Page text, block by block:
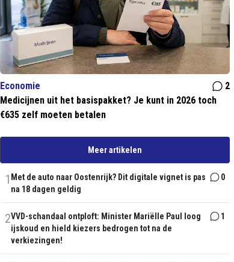
Economie
2
Medicijnen uit het basispakket? Je kunt in 2026 toch
€635 zelf moeten betalen
Meer artikelen
1 Met de auto naar Oostenrijk? Dit digitale vignet is pas
na 18 dagen geldig
0
2VVD-schandaal ontploft: Minister Mariëlle Paul loog
ijskoud en hield kiezers bedrogen tot na de
verkiezingen!
1